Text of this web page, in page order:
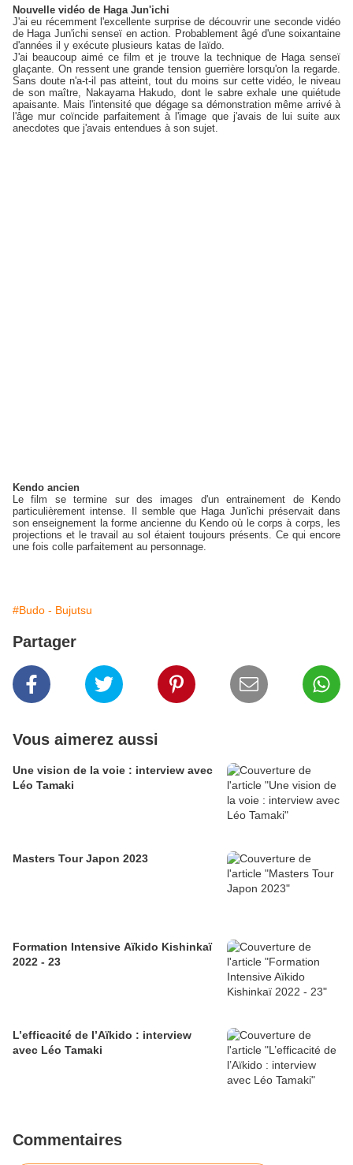
Nouvelle vidéo de Haga Jun'ichi
J'ai eu récemment l'excellente surprise de découvrir une seconde vidéo
de Haga Jun'ichi senseï en action. Probablement âgé d'une soixantaine
d'années il y exécute plusieurs katas de Iaïdo.
J'ai beaucoup aimé ce film et je trouve la technique de Haga senseï
glaçante. On ressent une grande tension guerrière lorsqu'on la regarde.
Sans doute n'a-t-il pas atteint, tout du moins sur cette vidéo, le niveau
de son maître, Nakayama Hakudo, dont le sabre exhale une quiétude
apaisante. Mais l'intensité que dégage sa démonstration même arrivé à
l'âge mur coïncide parfaitement à l'image que j'avais de lui suite aux
anecdotes que j'avais entendues à son sujet.
Kendo ancien
Le film se termine sur des images d'un entrainement de Kendo
particulièrement intense. Il semble que Haga Jun'ichi préservait dans
son enseignement la forme ancienne du Kendo où le corps à corps, les
projections et le travail au sol étaient toujours présents. Ce qui encore
une fois colle parfaitement au personnage.
#Budo - Bujutsu
Partager
Vous aimerez aussi
Une vision de la voie : interview avec
Léo Tamaki
Masters Tour Japon 2023
Formation Intensive Aïkido Kishinkaï
2022 - 23
L’efficacité de l’Aïkido : interview
avec Léo Tamaki
Commentaires